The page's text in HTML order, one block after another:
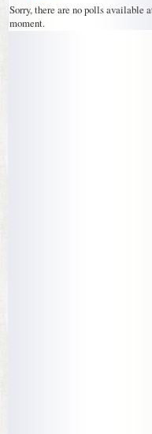
Sorry, there are no polls available
moment.